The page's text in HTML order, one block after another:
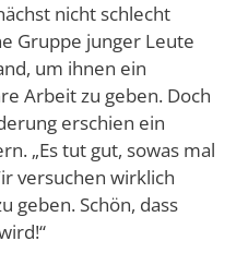
nicht schlecht
Gruppe junger Leute
um ihnen ein
Arbeit zu geben. Doch
erschien ein
„Es tut gut, sowas mal
versuchen wirklich
geben. Schön, dass